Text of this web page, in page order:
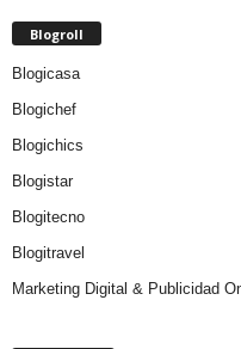
Blogroll
Blogicasa
Blogichef
Blogichics
Blogistar
Blogitecno
Blogitravel
Marketing Digital & Publicidad